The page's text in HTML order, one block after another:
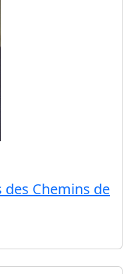
Chemins de